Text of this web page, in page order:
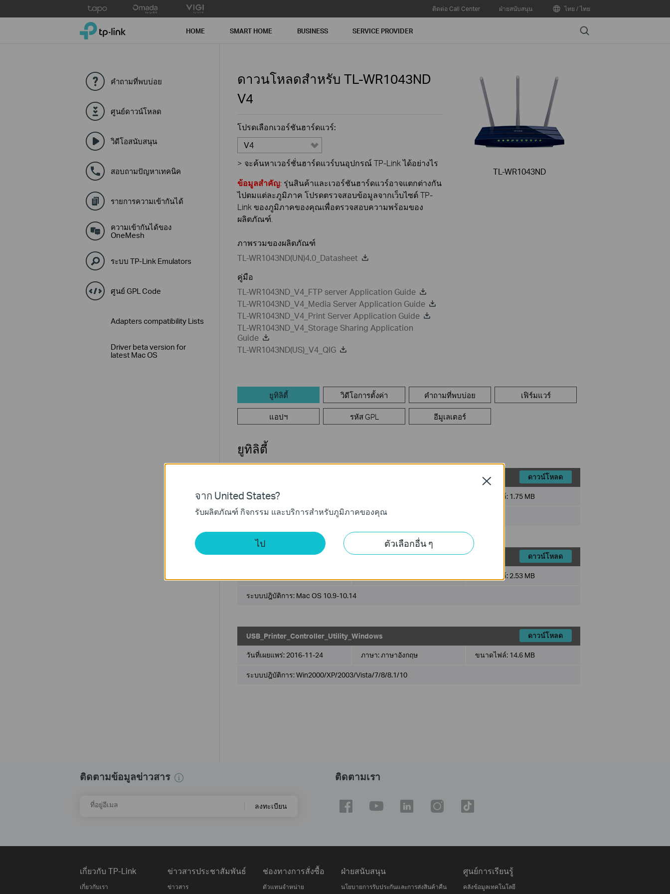
to
ติดต่อ Call Center ฝ่ายสนับสนุน ไทย / ไทย
TP-Link, Reliably Smart HOME SMART HOME BUSINESS SERVICE PROVIDER Search
คำถามที่พบบ่อย
ศูนย์ดาวน์โหลด
วิดีโอสนับสนุน
สอบถามปัญหาเทคนิค
รายการความเข้ากันได้
ความเข้ากันได้ของ
OneMesh
ระบบ TP-Link Emulators
ศูนย์ GPL Code
Adapters compatibility Lists
Driver beta version for
latest Mac OS
ดาวนโหลดสำหรับ TL-WR1043ND
V4
โปรดเลือกเวอร์ชันฮาร์ดแวร์:
V4
> จะค้นหาเวอร์ชั่นฮาร์ดแวร์บนอุปกรณ์ TP-Link ได้อย่างไร
ข้อมูลสำคัญ: รุ่นสินค้าและเวอร์ชันฮาร์ดแวร์อาจแตกต่างกัน
ไปตมแต่ละภูมิภาค โปรดตรวจสอบข้อมูลจากเว็บไซต์ TP-
Link ของภูมิภาคของคุณเพื่อตรวจสอบความพร้อมของ
ผลิตภัณฑ์.
ภาพรวมของผลิตภัณฑ์
TL-WR1043ND(UN)4.0_Datasheet
คู่มือ
TL-WR1043ND_V4_FTP server Application Guide
TL-WR1043ND_V4_Media Server Application Guide
TL-WR1043ND_V4_Print Server Application Guide
TL-WR1043ND_V4_Storage Sharing Application
Guide
TL-WR1043ND(US)_V4_QIG
TL-WR1043ND
ยูทิลิตี้ วิดีโอการตั้งค่า คำถามที่พบบ่อย เฟิร์มแวร์
แอปฯ รหัส GPL อีมูเลเตอร์
ยูทิลิตี้
ดาวน์โหลด
วันที่เผยแพร่: ขนาดไฟล์: 1.75 MB
ระบบปฎิบัติการ: Mac OS 10.15/11.x/12.x
USB_Printer_Controller_Utility_Mac ดาวน์โหลด
ขนาดไฟล์: 2.53 MB
ระบบปฎิบัติการ: Mac OS 10.9-10.14
USB_Printer_Controller_Utility_Windows ดาวน์โหลด
วันที่เผยแพร่: 2016-11-24 ภาษา:ภาษาอังกฤษ ขนาดไฟล์: 14.6 MB
ระบบปฎิบัติการ: Win2000/XP/2003/Vista/7/8/8.1/10
ติดตามข้อมูลข่าวสาร
ที่อยู่อีเมล ลงทะเบียน
ติดตามเรา
เกี่ยวกับ TP-Link
เกี่ยวกับเรา
ข่าวสารประชาสัมพันธ์
ข่าวสาร
ช่องทางการสั่งซื้อ
ตัวแทนจำหน่าย
ฝ่ายสนับสนุน
นโยบายการรับประกันและการส่งสินค้าคืน
ศูนย์การเรียนรู้
คลังข้อมูลเทคโนโลยี
จาก United States?
รับผลิตภัณฑ์ กิจกรรม และบริการสำหรับภูมิภาคของคุณ
ไป ตัวเลือกอื่น ๆ
Close